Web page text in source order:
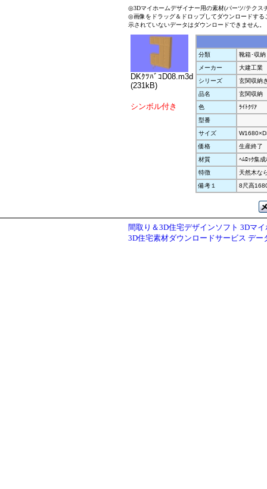
◎3Dマイホームデザイナー用の素材(パーツ/テクス
◎画像をドラッグ＆ドロップしてダウンロードす
示されていないデータはダウンロードできません。
DKｸﾂﾊﾞｺD08.m3d
(231kB)
シンボル付き
分類
靴箱･収納
メーカー
大建工業
シリーズ
玄関収納
品名
玄関収納
色
ﾗｲﾄｸﾘｱ
型番
サイズ
価格
生産終了
材質
ﾍﾑﾛｯｸ集成
特徴
天然木な
備考１
8尺高
間取り＆3D住宅デザインソフト 3Dマ
3D住宅素材ダウンロードサービス デー